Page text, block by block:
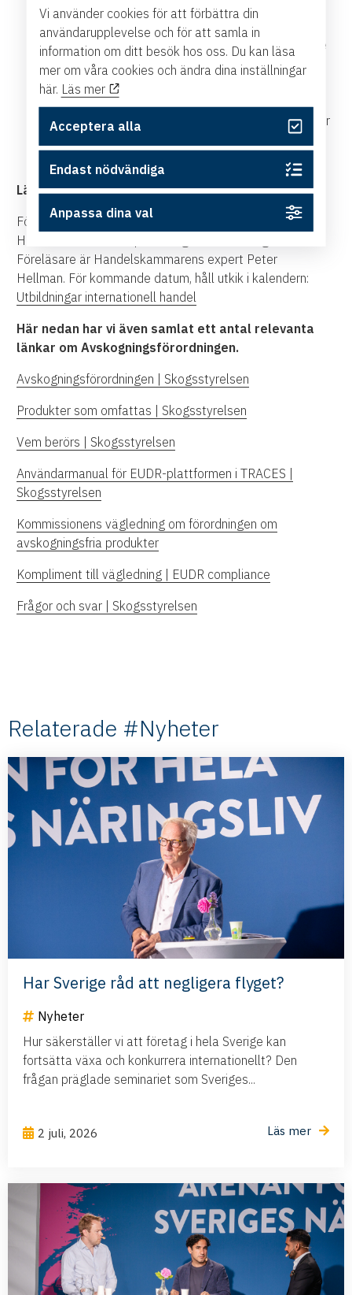
identifiera ursprunget av de produkter som
omfattas av EUDR.
Se över dina system: Om ni är verksamhetsutövare
behöver ni ett system för tillbörlig aktsamhet (due
diligence).
Genomföra riskbedömning: Genomför
riskbedömningar för att identifiera potentiella risker
kopplade till avskogning i leveranskedjan samt
Lär dig mer om EUDR:
För företag som vill lära sig mer om CBAM arrangerar
Handelskammaren löpande digitala utbildningar.
Föreläsare är Handelskammarens expert Peter
Hellman. För kommande datum, håll utkik i kalendern:
Utbildningar internationell handel
Här nedan har vi även samlat ett antal relevanta
länkar om Avskogningsförordningen.
Avskogningsförordningen | Skogsstyrelsen
Produkter som omfattas | Skogsstyrelsen
Vem berörs | Skogsstyrelsen
Användarmanual för EUDR-plattformen i TRACES |
Skogsstyrelsen
Kommissionens vägledning om förordningen om
avskogningsfria produkter
Kompliment till vägledning | EUDR compliance
Frågor och svar | Skogsstyrelsen
Relaterade #Nyheter
Har Sverige råd att negligera flyget?
Nyheter
Hur säkerställer vi att företag i hela Sverige kan
fortsätta växa och konkurrera internationellt? Den
frågan präglade seminariet som Sveriges...
2 juli, 2026 Läs mer
Vi använder cookies för att förbättra din
användarupplevelse och för att samla in
information om ditt besök hos oss. Du kan läsa
mer om våra cookies och ändra dina inställningar
här. Läs mer
Acceptera alla
Endast nödvändiga
Anpassa dina val